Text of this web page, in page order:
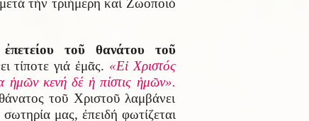
τήν τριήμερη καί Ζωοποιό
τοῦ θανάτου τοῦ
τίποτε γιά ἐμᾶς. «Εἰ Χριστός
ἡμῶν κενή δέ ἡ πίστις ἡμῶν».
τοῦ Χριστοῦ λαμβάνει
σωτηρία μας, ἐπειδή φωτίζεται